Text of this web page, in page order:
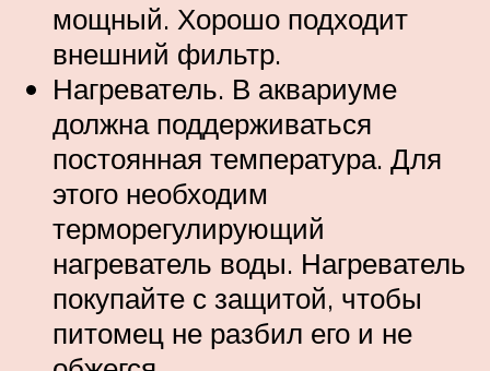
мощный. Хорошо подходит
внешний фильтр.
Нагреватель. В аквариуме
должна поддерживаться
постоянная температура. Для
этого необходим
терморегулирующий
нагреватель воды. Нагреватель
покупайте с защитой, чтобы
питомец не разбил его и не